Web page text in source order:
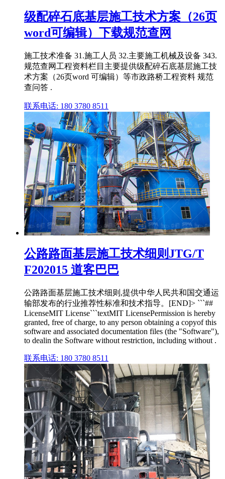
级配碎石底基层施工技术方案（26页
word可编辑）下载规范查网
施工技术准备 31.施工人员 32.主要施工机械及设备 343.
规范查网工程资料栏目主要提供级配碎石底基层施工技
术方案（26页word 可编辑）等市政路桥工程资料 规范
查问答 .
联系电话: 180 3780 8511
公路路面基层施工技术细则JTG/T
F202015 道客巴巴
公路路面基层施工技术细则,提供中华人民共和国交通运
输部发布的行业推荐性标准和技术指导。[END]> ```##
LicenseMIT License```textMIT LicensePermission is hereby
granted, free of charge, to any person obtaining a copyof this
software and associated documentation files (the "Software"),
to dealin the Software without restriction, including without .
联系电话: 180 3780 8511